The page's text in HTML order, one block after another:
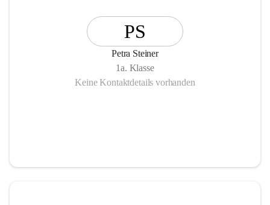
PS
Petra Steiner
1a. Klasse
Keine Kontaktdetails vorhanden